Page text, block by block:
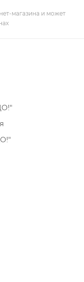
магазина и может